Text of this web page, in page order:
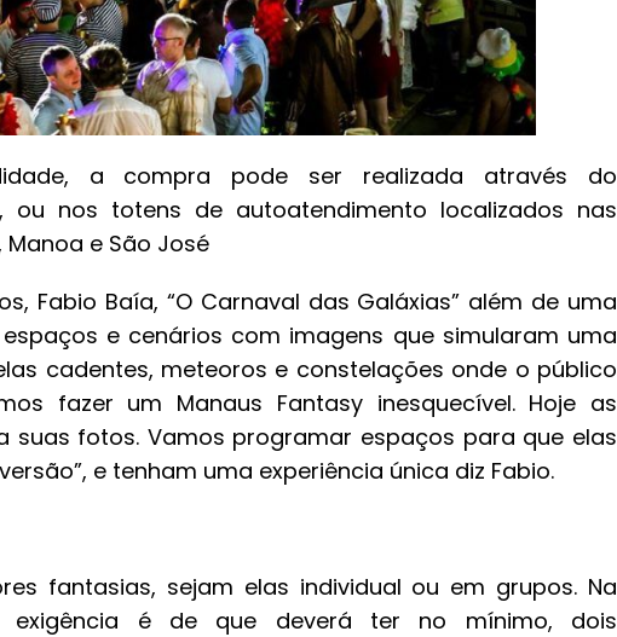
a compra pode ser realizada através do
, ou nos totens de autoatendimento localizados nas
e São José
Fabio Baía, “O Carnaval das Galáxias” além de uma
e cenários com imagens que simularam uma
cadentes, meteoros e constelações onde o público
fazer um Manaus Fantasy inesquecível. Hoje as
suas fotos. Vamos programar espaços para que elas
e tenham uma experiência única diz Fabio.
fantasias, sejam elas individual ou em grupos. Na
exigência é de que deverá ter no mínimo, dois